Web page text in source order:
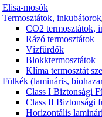
Elisa-mosók
Termosztátok, inkubátorok
CO2 termosztátok,
Rázó termosztátok
Vízfürdők
Blokktermosztátok
Klíma termosztát
Fülkék (lamináris,
Class I Biztonsági
Class II Biztonsági
Horizontális